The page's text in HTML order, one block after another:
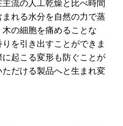
流の人工乾燥と比べ時間
れる水分を自然の力で蒸
の細胞を痛めることな
を引き出すことができま
起こる変形も防ぐことが
だける製品へと生まれ変